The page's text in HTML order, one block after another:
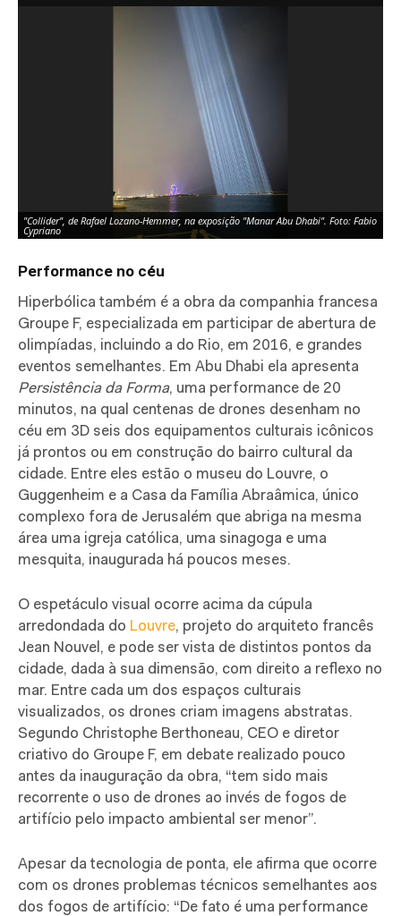
"Collider", de Rafael Lozano-Hemmer, na exposição "Manar Abu Dhabi". Foto: Fabio
Cypriano
Performance no céu
Hiperbólica também é a obra da companhia francesa
Groupe F, especializada em participar de abertura de
olimpíadas, incluindo a do Rio, em 2016, e grandes
eventos semelhantes. Em Abu Dhabi ela apresenta
Persistência da Forma, uma performance de 20
minutos, na qual centenas de drones desenham no
céu em 3D seis dos equipamentos culturais icônicos
já prontos ou em construção do bairro cultural da
cidade. Entre eles estão o museu do Louvre, o
Guggenheim e a Casa da Família Abraâmica, único
complexo fora de Jerusalém que abriga na mesma
área uma igreja católica, uma sinagoga e uma
mesquita, inaugurada há poucos meses.
O espetáculo visual ocorre acima da cúpula
arredondada do Louvre, projeto do arquiteto francês
Jean Nouvel, e pode ser vista de distintos pontos da
cidade, dada à sua dimensão, com direito a reflexo no
mar. Entre cada um dos espaços culturais
visualizados, os drones criam imagens abstratas.
Segundo Christophe Berthoneau, CEO e diretor
criativo do Groupe F, em debate realizado pouco
antes da inauguração da obra, “tem sido mais
recorrente o uso de drones ao invés de fogos de
artifício pelo impacto ambiental ser menor”.
Apesar da tecnologia de ponta, ele afirma que ocorre
com os drones problemas técnicos semelhantes aos
dos fogos de artifício: “De fato é uma performance